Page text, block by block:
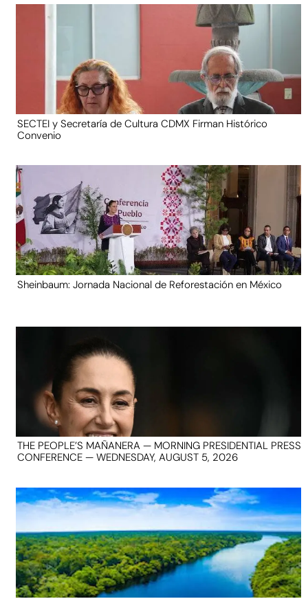
SECTEI y Secretaría de Cultura CDMX Firman Histórico
Convenio
Sheinbaum: Jornada Nacional de Reforestación en México
THE PEOPLE’S MAÑANERA — MORNING PRESIDENTIAL PRESS
CONFERENCE — WEDNESDAY, AUGUST 5, 2026